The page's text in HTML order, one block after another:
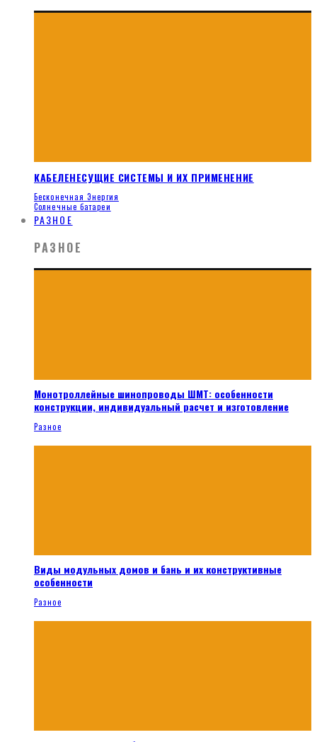
КАБЕЛЕНЕСУЩИЕ СИСТЕМЫ И ИХ ПРИМЕНЕНИЕ
Бесконечная Энергия
Солнечные батареи
РАЗНОЕ
РАЗНОЕ
Монотроллейные шинопроводы ШМТ: особенности
конструкции, индивидуальный расчет и изготовление
Разное
Виды модульных домов и бань и их конструктивные
особенности
Разное